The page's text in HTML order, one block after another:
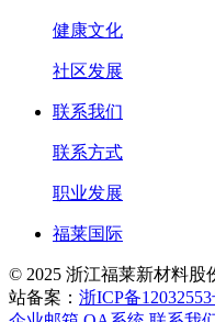
健康文化
社区发展
联系我们
联系方式
职业发展
福莱国际
© 2025 浙江福莱新材料股
站备案： 浙ICP备